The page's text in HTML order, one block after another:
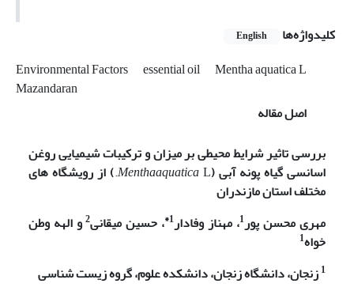
کلیدواژه‌ها
English
Environmental Factors essential oil
Mentha aquatica L
Mazandaran
اصل مقاله
بررسی تاثیر شرایط محیطی بر میزان و ترکیبات شیمیایی روغن
اسانسی گیاه پونه آبی (
MenthaaquaticaL.
) از رویشگاه های
مختلف استان مازندران
مهری محسن پور1، مهناز وفادار1
*، حسین میقانی2و الهه وطن
خواه1
1زنجان، دانشگاه زنجان، دانشکده علوم، گروه زیست شناسی